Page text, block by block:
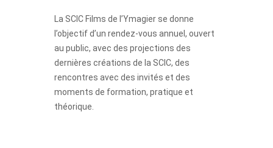
La SCIC Films de l’Ymagier se donne
l’objectif d’un rendez-vous annuel, ouvert
au public, avec des projections des
dernières créations de la SCIC, des
rencontres avec des invités et des
moments de formation, pratique et
théorique.